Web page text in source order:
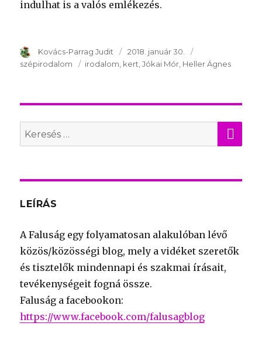
indulhat is a valós emlékezés.
Szerző
Kovács-Parrag Judit Publikálva
2018. január 30.
szépirodalom
Kulcsszavak
irodalom kert Jókai Mór Heller Ágnes
Search
for:
LEÍRÁS
A Faluság egy folyamatosan alakulóban lévő
közös/közösségi blog, mely a vidéket szeretők
és tisztelők mindennapi és szakmai írásait,
tevékenységeit fogná össze.
Faluság a facebookon:
https://www.facebook.com/falusagblog